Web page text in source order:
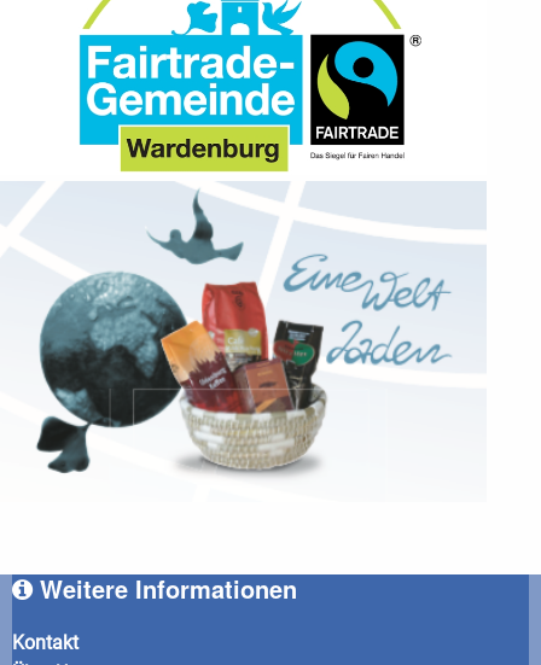
Weitere Informationen
Kontakt